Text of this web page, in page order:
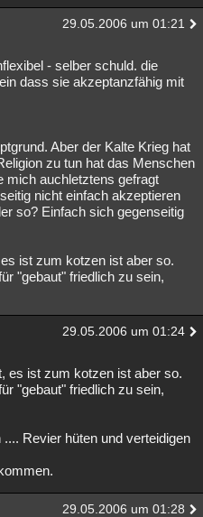
29.05.2006 um 01:21
- selber schuld. die
dass sie akzeptanzfähig mit
Aber der Kalte Krieg hat
zu tun hat das Menschen
mich auchletztens gefragt
nicht einfach akzeptieren
so? Einfach sich gegenseitig
ist zum kotzen ist aber so.
"gebaut" friedlich zu sein,
29.05.2006 um 01:24
es ist zum kotzen ist aber so.
"gebaut" friedlich zu sein,
Revier hüten und verteidigen
29.05.2006 um 01:28